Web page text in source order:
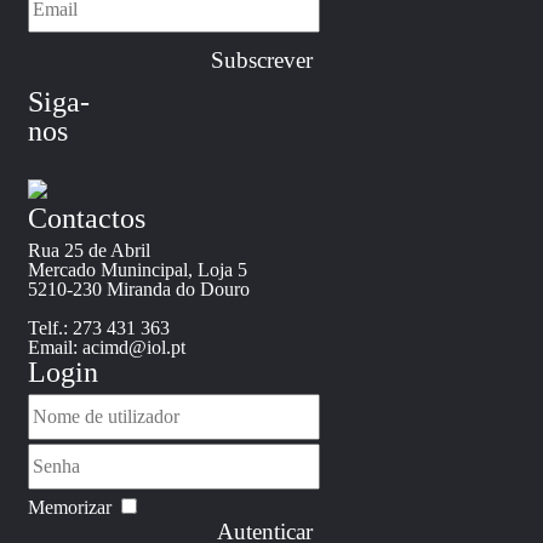
Siga-
nos
Contactos
Rua 25 de Abril
Mercado Munincipal, Loja 5
5210-230 Miranda do Douro
Telf.: 273 431 363
Email: acimd@iol.pt
Login
Memorizar
Autenticar